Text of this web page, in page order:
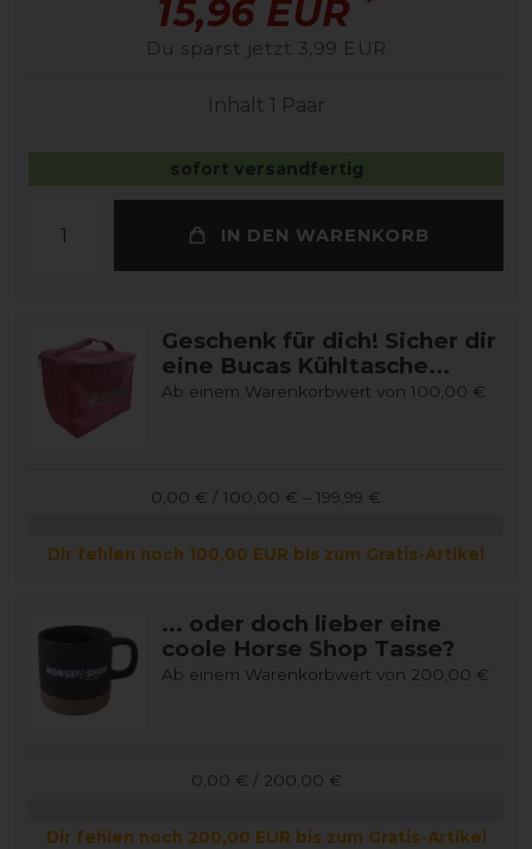
15,96 EUR
Du sparst jetzt 3,99 EUR
Inhalt 1 Paar
sofort versandfertig
IN DEN WARENKORB
Geschenk für dich! Sicher dir
eine Bucas Kühltasche...
Ab einem Warenkorbwert von 100,00 €
0,00 € / 100,00 € – 199,99 €
Dir fehlen noch 100,00 EUR bis zum Gratis-Artikel
... oder doch lieber eine
coole Horse Shop Tasse?
Ab einem Warenkorbwert von 200,00 €
0,00 € / 200,00 €
Dir fehlen noch 200,00 EUR bis zum Gratis-Artikel